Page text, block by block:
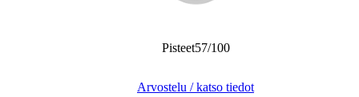
Pisteet57/100
Arvostelu / katso tiedot